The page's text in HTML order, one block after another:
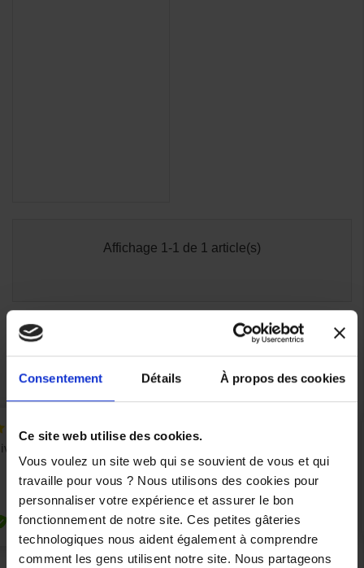
Consentement Détails À propos des cookies
Ce site web utilise des cookies.
Vous voulez un site web qui se souvient de vous et qui
travaille pour vous ? Nous utilisons des cookies pour
personnaliser votre expérience et assurer le bon
fonctionnement de notre site. Ces petites gâteries
technologiques nous aident également à comprendre
comment les gens utilisent notre site. Nous partageons
Affichage 1-1 de 1 article(s)
Retour en haut 